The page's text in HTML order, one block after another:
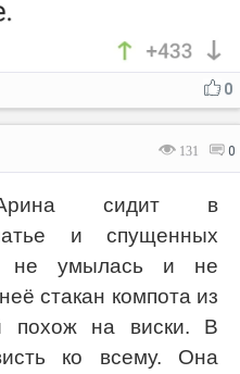
0
131 0
сидит в
и спущенных
не умылась и не
стакан компота из
похож на виски. В
ко всему. Она